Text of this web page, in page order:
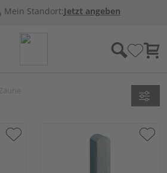
Mein Standort:Jetzt angeben